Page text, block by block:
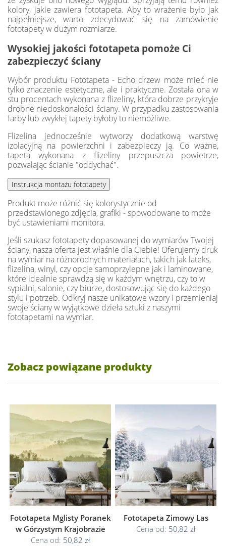
kolory, jakie zawiera fototapeta. Aby to wrażenie było jak
najpełniejsze, warto zdecydować się na zamówienie
fototapety w dużym rozmiarze.
Wysokiej jakości fototapeta pomoże Ci
zabezpieczyć ściany
Wybór produktu Fototapeta - Echo drzew może mieć nie
tylko znaczenie estetyczne, ale i praktyczne. Została ona w
stu procentach wykonana z flizeliny, która dobrze przykryje
drobne niedoskonałości ściany. W przypadku zastosowania
farby lub zwykłej tapety byłoby to niemożliwe.
Flizelina jednocześnie wytworzy dodatkową warstwę
izolacyjną na powierzchni i zabezpieczy ją. Co ważne,
tapeta wykonana z flizeliny przepuszcza powietrze,
pozwalając ścianie "oddychać".
Produkt może różnić się kolorystycznie od
przedstawionego zdjęcia, grafiki - spowodowane to może
być ustawieniami monitora.
Jeśli szukasz fototapety dopasowanej do wymiarów Twojej
ściany, nasza oferta jest właśnie dla Ciebie! Oferujemy druk
na wymiar na różnorodnych materiałach, takich jak lateks,
flizelina, winyl, czy opcje samoprzylepne jak i laminowane,
które idealnie sprawdzą się w każdym wnętrzu, czy to w
sypialni, salonie, czy biurze, dostosowując się do każdego
stylu i potrzeb. Odkryj nasze unikatowe wzory i przemieniaj
swoje ściany w wyjątkowe dzieła sztuki z naszymi
fototapetami na wymiar.
Zobacz powiązane produkty
Fototapeta Mglisty Poranek
w Górzystym Krajobrazie
Cena od: 50,82 zł
Fototapeta Zimowy Las
Cena od: 50,82 zł